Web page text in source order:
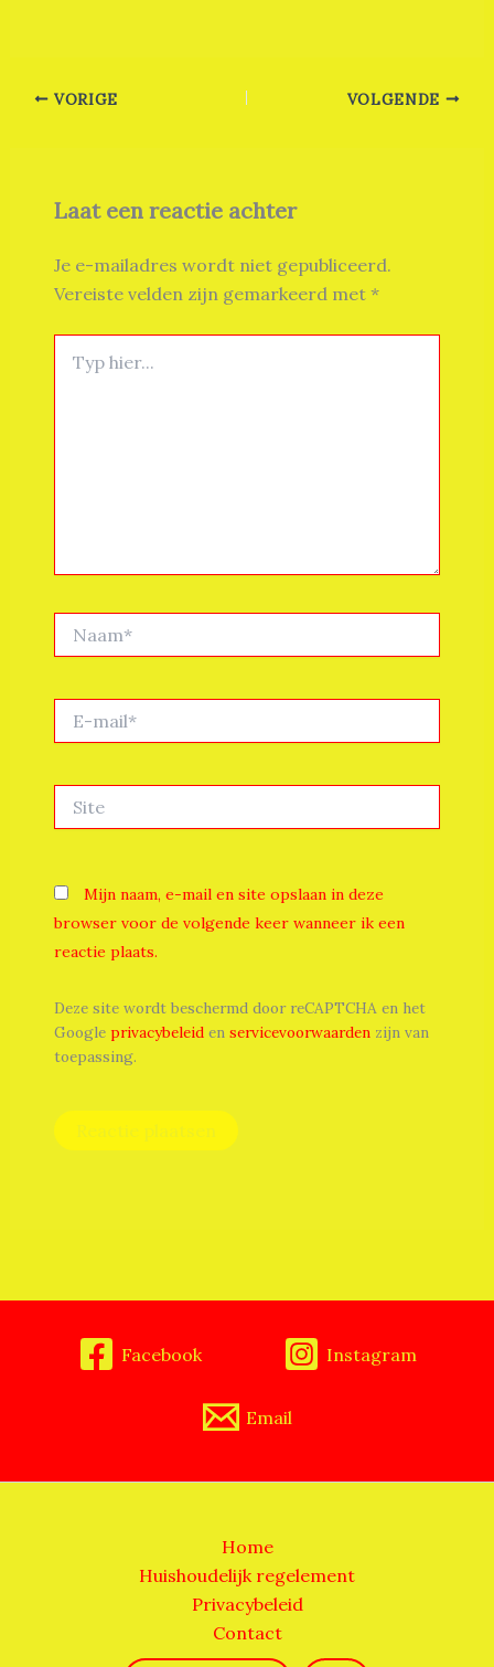
VORIGE VOLGENDE
Laat een reactie achter
Je e-mailadres wordt niet gepubliceerd.
Vereiste velden zijn gemarkeerd met *
hier...
mail*
Mijn naam, e-mail en site opslaan in deze
browser voor de volgende keer wanneer ik een
reactie plaats.
Deze site wordt beschermd door reCAPTCHA en het
Google privacybeleiden servicevoorwaardenzijn van
toepassing.
Facebook Instagram
Email
Home
Huishoudelijk regelement
Privacybeleid
Contact